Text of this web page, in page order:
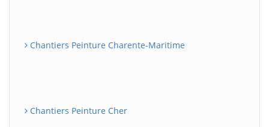
Chantiers Peinture Charente-Maritime
Chantiers Peinture Cher